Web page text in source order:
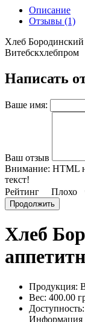
Описание
Отзывы (1)
Хлеб
Витебскхлебпром
Написать
Ваше имя:
Ваш отзыв
Внимание: HTML
текст!
Рейтинг Плохо
Продолжить
Хлеб
Продукция:
Вес: 400.00
Информация